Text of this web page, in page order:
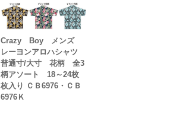
Crazy Boy メンズ
レーヨンアロハシャツ
普通寸/大寸 花柄 全3
柄アソート 18～24枚
枚入り ＣＢ6976・ＣＢ
6976Ｋ